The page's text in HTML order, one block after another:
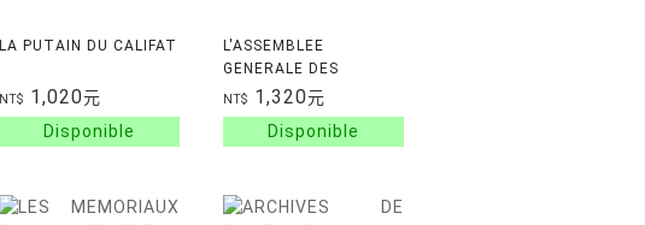
LA PUTAIN DU CALIFAT
NT$ 1,020元
L'ASSEMBLEE
GENERALE DES
NATIONS UNIES - UNE
INSTITUTION POL
NT$ 1,320元